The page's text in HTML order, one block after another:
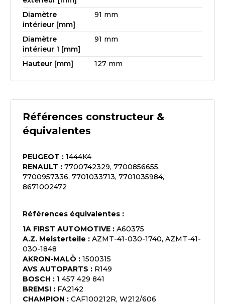
Diamètre
intérieur [mm]
91 mm
Diamètre
intérieur 1 [mm]
91 mm
Hauteur [mm] 127 mm
Références constructeur &
équivalentes
PEUGEOT : 1444K4
RENAULT : 7700742329, 7700856655,
7700957336, 7701033713, 7701035984,
8671002472
Références équivalentes :
1A FIRST AUTOMOTIVE : A60375
A.Z. Meisterteile : AZMT-41-030-1740, AZMT-41-
030-1848
AKRON-MALÒ : 1500315
AVS AUTOPARTS : R149
BOSCH : 1 457 429 841
BREMSI : FA2142
CHAMPION : CAF100212R, W212/606